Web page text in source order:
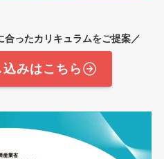
合ったカリキュラムをご提案 ／
みはこちら